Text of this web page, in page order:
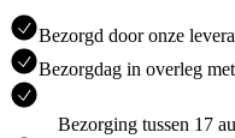
Bezorgd door onze
Bezorgdag in overleg
Bezorging tussen 17